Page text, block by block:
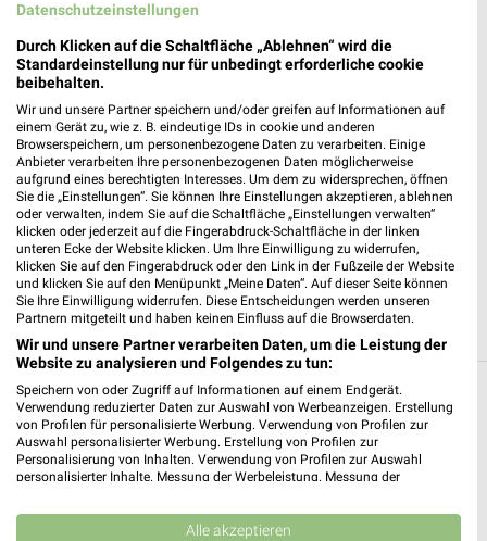
Dr.-Martin-Luther-Straße
97199 Ochsenfurt
Heute geschlossen
393,99 km • Angebote: 1 Prospekt
E aktiv markt Rupert Mahler Volkach
Ringstraße 5
97332 Volkach
Heute geschlossen
368,98 km
Supermärkte Angebote und Prospekte für
Rödelsee
15 Prospekte
diska
Datenschutzeinstellungen
Durch Klicken auf die Schaltfläche „Ablehnen“ wird die
Standardeinstellung nur für unbedingt erforderliche cookie
beibehalten.
Wir und unsere Partner speichern und/oder greifen auf Informationen auf
einem Gerät zu, wie z. B. eindeutige IDs in cookie und anderen
Browserspeichern, um personenbezogene Daten zu verarbeiten. Einige
Anbieter verarbeiten Ihre personenbezogenen Daten möglicherweise
aufgrund eines berechtigten Interesses. Um dem zu widersprechen, öffnen
Sie die „Einstellungen“. Sie können Ihre Einstellungen akzeptieren, ablehnen
oder verwalten, indem Sie auf die Schaltfläche „Einstellungen verwalten“
klicken oder jederzeit auf die Fingerabdruck-Schaltfläche in der linken
unteren Ecke der Website klicken. Um Ihre Einwilligung zu widerrufen,
klicken Sie auf den Fingerabdruck oder den Link in der Fußzeile der Website
und klicken Sie auf den Menüpunkt „Meine Daten“. Auf dieser Seite können
Sie Ihre Einwilligung widerrufen. Diese Entscheidungen werden unseren
Partnern mitgeteilt und haben keinen Einfluss auf die Browserdaten.
Wir und unsere Partner verarbeiten Daten, um die Leistung der
Website zu analysieren und Folgendes zu tun:
Speichern von oder Zugriff auf Informationen auf einem Endgerät.
Verwendung reduzierter Daten zur Auswahl von Werbeanzeigen. Erstellung
von Profilen für personalisierte Werbung. Verwendung von Profilen zur
Auswahl personalisierter Werbung. Erstellung von Profilen zur
Personalisierung von Inhalten. Verwendung von Profilen zur Auswahl
personalisierter Inhalte. Messung der Werbeleistung. Messung der
Kombinationen von Daten aus verschiedenen Quellen. Entwicklung und
Verbesserung der Angebote. Verwendung reduzierter Daten zur Auswahl
Alle akzeptieren